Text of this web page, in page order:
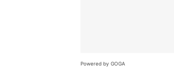
Powered by GOGA